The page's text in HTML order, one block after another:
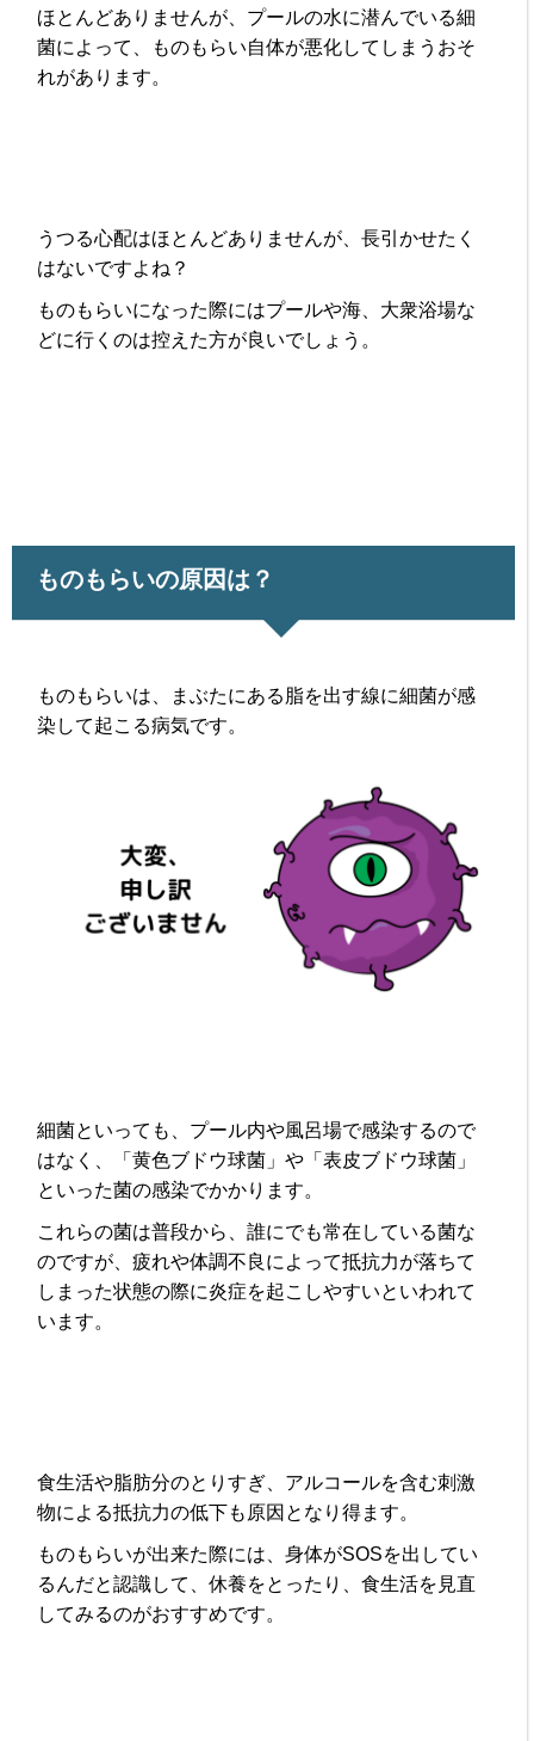
ほとんどありませんが、プールの水に潜んでいる細
菌によって、ものもらい自体が悪化してしまうおそ
れがあります。
うつる心配はほとんどありませんが、長引かせたく
はないですよね？
ものもらいになった際にはプールや海、大衆浴場な
どに行くのは控えた方が良いでしょう。
ものもらいの原因は？
ものもらいは、まぶたにある脂を出す線に細菌が感
染して起こる病気です。
細菌といっても、プール内や風呂場で感染するので
はなく、「黄色ブドウ球菌」や「表皮ブドウ球菌」
といった菌の感染でかかります。
これらの菌は普段から、誰にでも常在している菌な
のですが、疲れや体調不良によって抵抗力が落ちて
しまった状態の際に炎症を起こしやすいといわれて
います。
食生活や脂肪分のとりすぎ、アルコールを含む刺激
物による抵抗力の低下も原因となり得ます。
ものもらいが出来た際には、身体がSOSを出してい
るんだと認識して、休養をとったり、食生活を見直
してみるのがおすすめです。